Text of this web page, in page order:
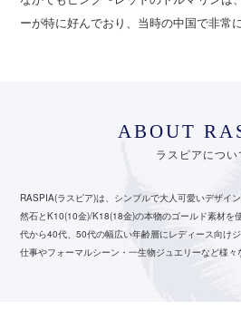
ーが特に好んでおり、当時の中国で非常
ABOUT
ラスピアについ
RASPIA(ラスピア)は、シンプルで大人可愛いデザイ
然石とK10(10金)/K18(18金)の本物のゴールド素材を
代から40代、50代の幅広い年齢層にレディース向け
仕事やフォーマルシーン・一生物ジュエリーなど様々